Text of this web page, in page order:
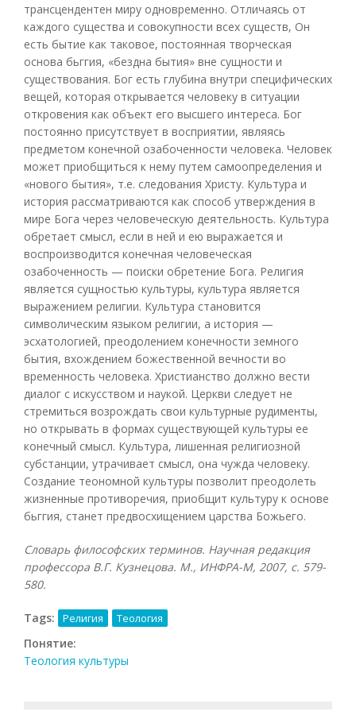
трансцендентен миру одновременно. Отличаясь от
каждого существа и совокупности всех существ, Он
есть бытие как таковое, постоянная творческая
основа бьггия, «бездна бытия» вне сущности и
существования. Бог есть глубина внутри специфических
вещей, которая открывается человеку в ситуации
откровения как объект его высшего интереса. Бог
постоянно присутствует в восприятии, являясь
предметом конечной озабоченности человека. Человек
может приобщиться к нему путем самоопределения и
«нового бытия», т.е. следования Христу. Культура и
история рассматриваются как способ утверждения в
мире Бога через человеческую деятельность. Культура
обретает смысл, если в ней и ею выражается и
воспроизводится конечная человеческая
озабоченность — поиски обретение Бога. Религия
является сущностью культуры, культура является
выражением религии. Культура становится
символическим языком религии, а история —
эсхатологией, преодолением конечности земного
бытия, вхождением божественной вечности во
временность человека. Христианство должно вести
диалог с искусством и наукой. Церкви следует не
стремиться возрождать свои культурные рудименты,
но открывать в формах существующей культуры ее
конечный смысл. Культура, лишенная религиозной
субстанции, утрачивает смысл, она чужда человеку.
Создание теономной культуры позволит преодолеть
жизненные противоречия, приобщит культуру к основе
бьггия, станет предвосхищением царства Божьего.
Словарь философских терминов. Научная редакция
профессора В.Г. Кузнецова. М., ИНФРА-М, 2007, с. 579-
580.
Tags: Религия Теология
Понятие:
Теология культуры